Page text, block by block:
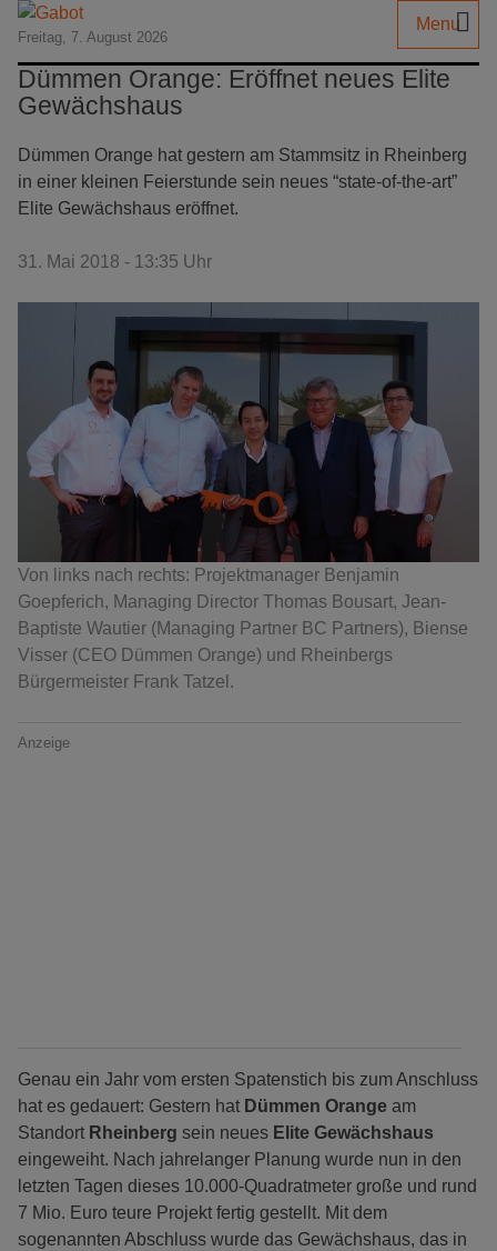
Freitag, 7. August 2026
Menu
Dümmen Orange: Eröffnet neues Elite
Gewächshaus
Dümmen Orange hat gestern am Stammsitz in Rheinberg
in einer kleinen Feierstunde sein neues “state-of-the-art”
Elite Gewächshaus eröffnet.
31. Mai 2018 - 13:35 Uhr
Von links nach rechts: Projektmanager Benjamin
Goepferich, Managing Director Thomas Bousart, Jean-
Baptiste Wautier (Managing Partner BC Partners), Biense
Visser (CEO Dümmen Orange) und Rheinbergs
Bürgermeister Frank Tatzel.
Anzeige
Genau ein Jahr vom ersten Spatenstich bis zum Anschluss
hat es gedauert: Gestern hat Dümmen Orange am
Standort Rheinberg sein neues Elite Gewächshaus
eingeweiht. Nach jahrelanger Planung wurde nun in den
letzten Tagen dieses 10.000-Quadratmeter große und rund
7 Mio. Euro teure Projekt fertig gestellt. Mit dem
sogenannten Abschluss wurde das Gewächshaus, das in